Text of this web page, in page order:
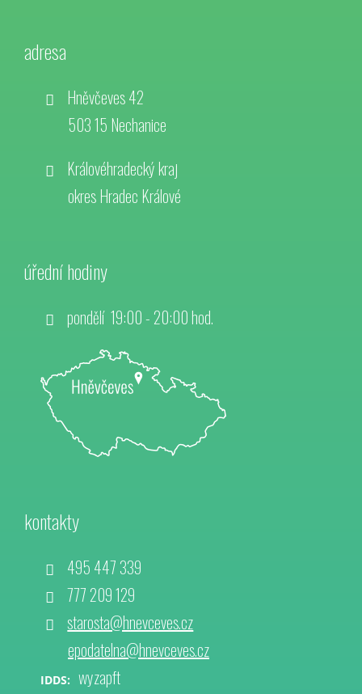
adresa
Hněvčeves 42
503 15 Nechanice
Královéhradecký kraj
okres Hradec Králové
úřední hodiny
pondělí 19:00 - 20:00 hod.
kontakty
495 447 339
777 209 129
starosta@hnevceves.cz
epodatelna@hnevceves.cz
IDDS: wyzapft